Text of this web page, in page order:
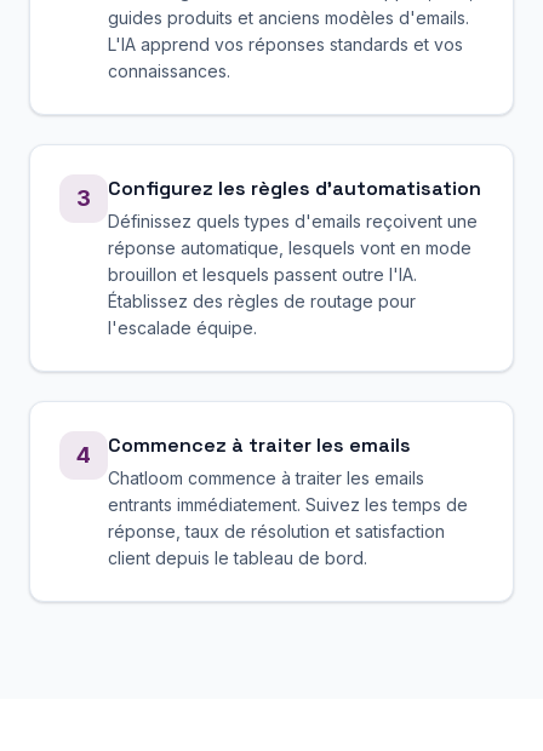
guides produits et anciens modèles d'emails.
L'IA apprend vos réponses standards et vos
connaissances.
3 Configurez les règles d'automatisation
Définissez quels types d'emails reçoivent une
réponse automatique, lesquels vont en mode
brouillon et lesquels passent outre l'IA.
Établissez des règles de routage pour
l'escalade équipe.
4 Commencez à traiter les emails
Chatloom commence à traiter les emails
entrants immédiatement. Suivez les temps de
réponse, taux de résolution et satisfaction
client depuis le tableau de bord.